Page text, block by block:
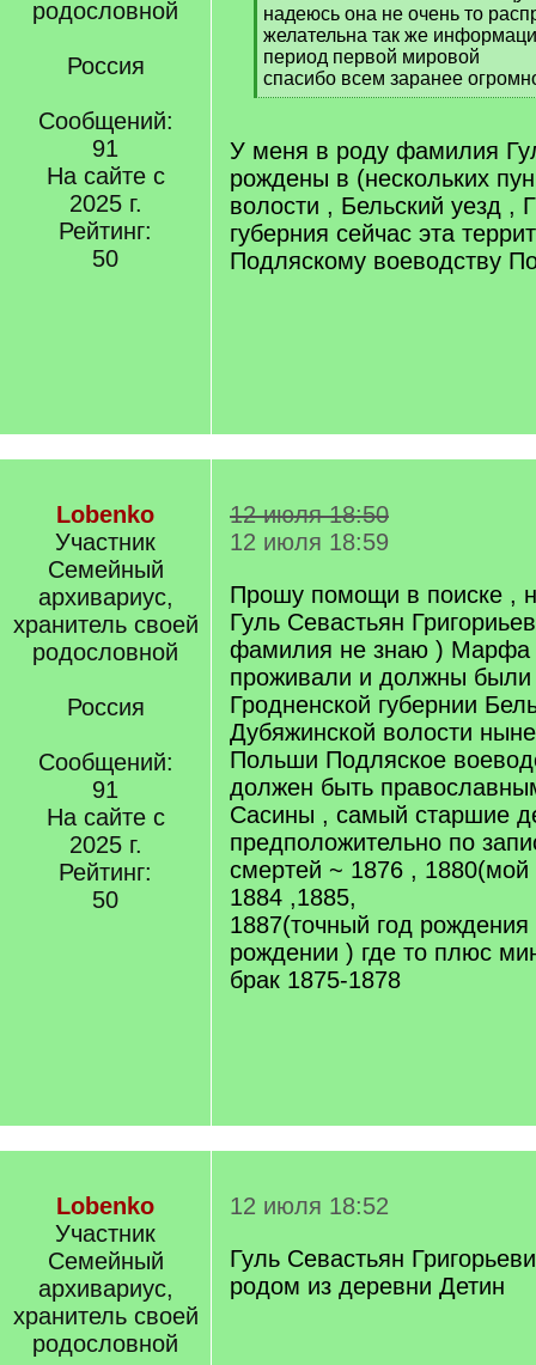
родословной
Россия
Сообщений:
91
На сайте с
2025 г.
Рейтинг:
50
q
]
надеюсь она не очень то
желательна так же
период первой мировой
спасибо всем заранее
[
q
]
У меня в роду фамилия
рождены в (нескольких
волости , Бельский уезд ,
губерния сейчас эта
Подляскому воеводству
Lobenko
Участник
Семейный
архивариус,
хранитель своей
родословной
Россия
Сообщений:
91
На сайте с
2025 г.
Рейтинг:
50
12 июля 18:50
12 июля 18:59
Прошу помощи в поиске ,
Гуль Севастьян
фамилия не знаю ) Марфа
проживали и должны были
Гродненской губернии
Дубяжинской волости
Польши Подляское
должен быть
Сасины , самый старшие
предположительно по
смертей ~ 1876 ,
1884 ,1885,
1887(точный год
рождении ) где то плюс
брак 1875-1878
Lobenko
Участник
Семейный
архивариус,
хранитель своей
родословной
12 июля 18:52
Гуль Севастьян
родом из деревни Детин